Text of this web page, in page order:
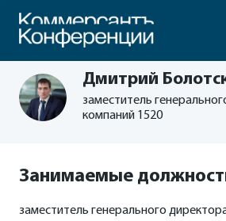
Дмитрий
заместитель
компаний 1520
Занимаемые
заместитель генерального